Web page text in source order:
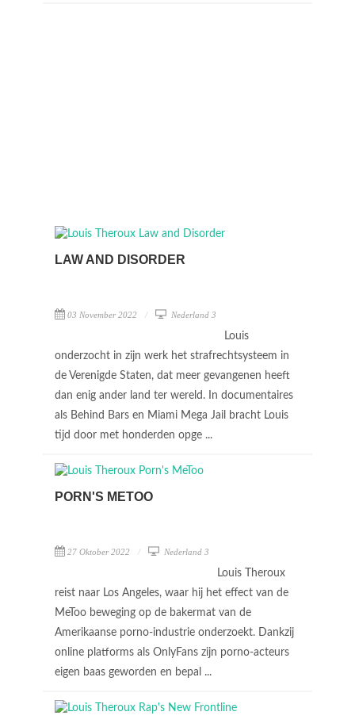
LAW AND DISORDER
03 November 2022 Nederland 3
Louis
onderzocht in zijn werk het strafrechtsysteem in
de Verenigde Staten, dat meer gevangenen heeft
dan enig ander land ter wereld. In documentaires
als Behind Bars en Miami Mega Jail bracht Louis
tijd door met honderden opge ...
PORN'S METOO
27 Oktober 2022 Nederland 3
Louis Theroux
reist naar Los Angeles, waar hij het effect van de
MeToo beweging op de bakermat van de
Amerikaanse porno-industrie onderzoekt. Dankzij
online platforms als OnlyFans zijn porno-acteurs
eigen baas geworden en bepal ...